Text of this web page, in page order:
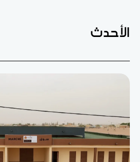
الأحدث